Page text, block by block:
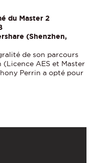
du Master 2
(Shenzhen,
de son parcours
AES et Master
Perrin a opté pour